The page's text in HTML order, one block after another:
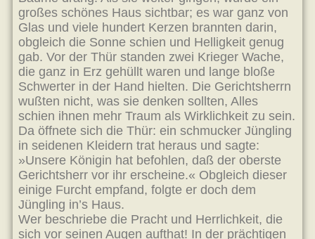
großes schönes Haus sichtbar; es war ganz von
Glas und viele hundert Kerzen brannten darin,
obgleich die Sonne schien und Helligkeit genug
gab. Vor der Thür standen zwei Krieger Wache,
die ganz in Erz gehüllt waren und lange bloße
Schwerter in der Hand hielten. Die Gerichtsherrn
wußten nicht, was sie denken sollten, Alles
schien ihnen mehr Traum als Wirklichkeit zu sein.
Da öffnete sich die Thür: ein schmucker Jüngling
in seidenen Kleidern trat heraus und sagte:
»Unsere Königin hat befohlen, daß der oberste
Gerichtsherr vor ihr erscheine.« Obgleich dieser
einige Furcht empfand, folgte er doch dem
Jüngling in’s Haus.
Wer beschriebe die Pracht und Herrlichkeit, die
sich vor seinen Augen aufthat! In der prächtigen